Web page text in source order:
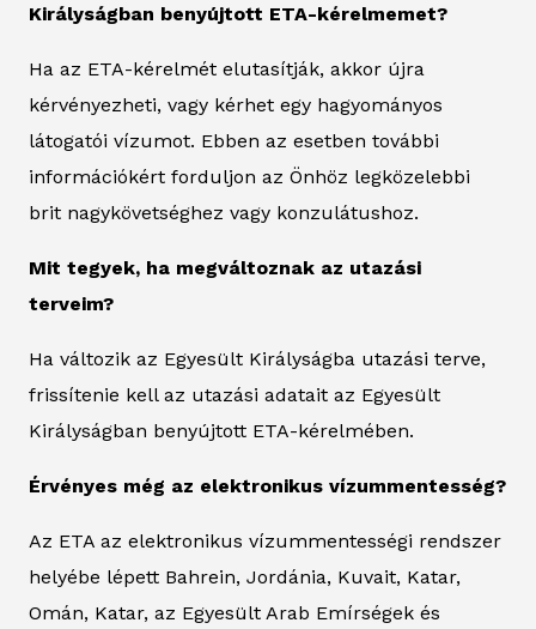
Királyságban benyújtott ETA-kérelmemet?
Ha az ETA-kérelmét elutasítják, akkor újra
kérvényezheti, vagy kérhet egy hagyományos
látogatói vízumot. Ebben az esetben további
információkért forduljon az Önhöz legközelebbi
brit nagykövetséghez vagy konzulátushoz.
Mit tegyek, ha megváltoznak az utazási
terveim?
Ha változik az Egyesült Királyságba utazási terve,
frissítenie kell az utazási adatait az Egyesült
Királyságban benyújtott ETA-kérelmében.
Érvényes még az elektronikus vízummentesség?
Az ETA az elektronikus vízummentességi rendszer
helyébe lépett Bahrein, Jordánia, Kuvait, Katar,
Omán, Katar, az Egyesült Arab Emírségek és